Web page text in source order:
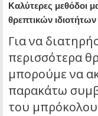
Καλύτερες μεθόδοι
θρεπτικών
Για να
περισσότερα
μπορούμε να
παρακάτω
του